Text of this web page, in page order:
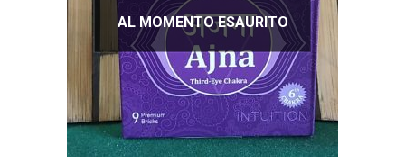
AL MOMENTO ESAURITO